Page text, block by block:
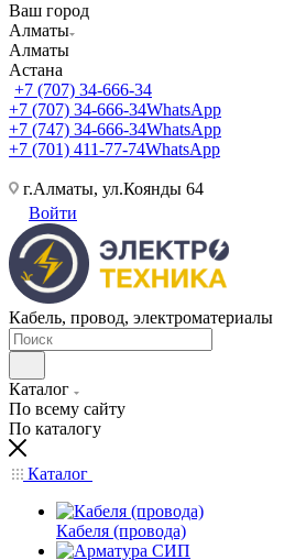
Ваш город
Алматы
Алматы
Астана
+7 (707) 34-666-34
+7 (707) 34-666-34WhatsApp
+7 (747) 34-666-34WhatsApp
+7 (701) 411-77-74WhatsApp
г.Алматы, ул.Коянды 64
Войти
Кабель, провод, электроматериалы
Каталог
По всему сайту
По каталогу
Каталог
Кабеля (провода)